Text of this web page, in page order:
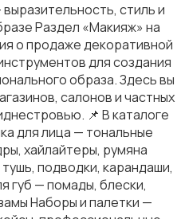
стиль и
Раздел «Макияж» на
о продаже декоративной
для создания
образа. Здесь вы
салонов и частных
📌 В каталоге
для лица — тональные
хайлайтеры, румяна
подводки, карандаши,
губ — помады, блески,
Наборы и палетки —